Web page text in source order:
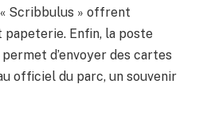
Scribbulus » offrent
Enfin, la poste
d’envoyer des cartes
officiel du parc, un souvenir